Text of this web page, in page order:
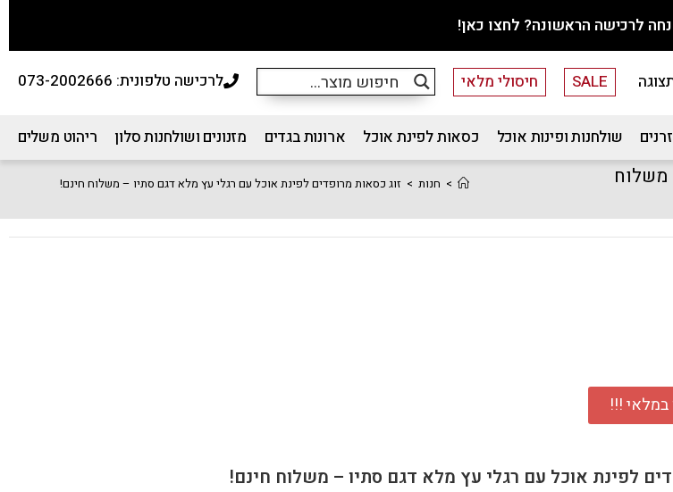
SALE חיסולי מלאי לרכישה טלפונית: 073-2002666
שולחנות ופינות אוכל כסאות לפינת אוכל ארונות בגדים מזנונים ושולחנות סלון ריהוט משלים
משלוח
> חנות > זוג כסאות מרופדים לפינת אוכל עם רגלי עץ מלא דגם סתיו – משלוח חינם!
במלאי !!!
לפינת אוכל עם רגלי עץ מלא דגם סתיו – משלוח חינם!